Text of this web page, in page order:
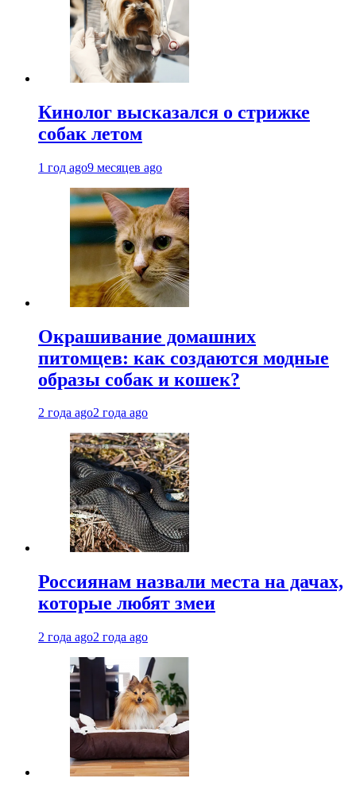
Кинолог высказался о стрижке
собак летом
1 год ago9 месяцев ago
Окрашивание домашних
питомцев: как создаются модные
образы собак и кошек?
2 года ago2 года ago
Россиянам назвали места на дачах,
которые любят змеи
2 года ago2 года ago